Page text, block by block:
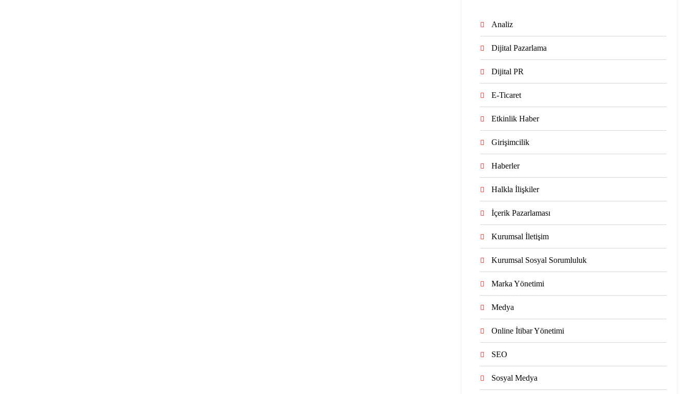
Analiz
Dijital Pazarlama
Dijital PR
E-Ticaret
Etkinlik Haber
Girişimcilik
Haberler
Halkla İlişkiler
İçerik Pazarlaması
Kurumsal İletişim
Kurumsal Sosyal Sorumluluk
Marka Yönetimi
Medya
Online İtibar Yönetimi
SEO
Sosyal Medya